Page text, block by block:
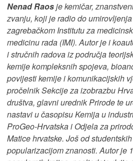
Nenad Raosje kemičar,
zvanju, koji je radio do
zagrebačkom Institutu za
medicinu rada (IMI). Autor je i
i stručnih radova iz područja
kemije kompleksnih spojeva,
povijesti kemije i komunikacijskih
pročelnik Sekcije za izobrazbu
društva, glavni urednik Prirode te
nastavi u časopisu Kemija u
ProGeo-Hrvatska i Odjela za
Matice hrvatske. Još od
popularizacijom znanosti. Autor je